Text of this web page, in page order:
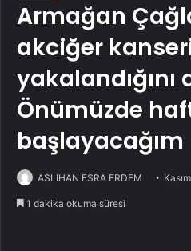
Armağan
akciğer
yakalandığını
Önümüzde
başlayacağım
ASLIHAN ESRA ERDEM
1 dakika okuma süresi